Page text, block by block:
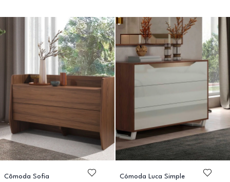
Cômoda Sofia Cómoda Luca Simple